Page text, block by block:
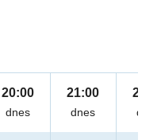
20:00
dnes
21:00
dnes
22:00
dnes